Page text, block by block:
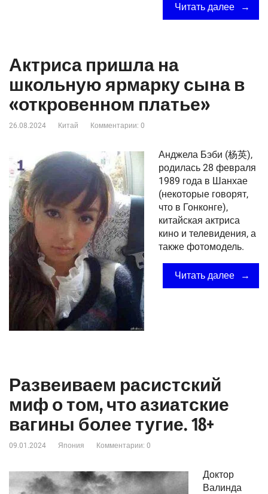
Читать далее
Актриса пришла на
школьную ярмарку сына в
«откровенном платье»
26.08.2024 Китай Комментарии: 0
Анджела Бэби (杨英),
родилась 28 февраля
1989 года в Шанхае
(некоторые говорят,
что в Гонконге),
китайская актриса
кино и телевидения, а
также фотомодель.
Читать далее
Развеиваем расистский
миф о том, что азиатские
вагины более тугие. 18+
09.01.2024 Япония Комментарии: 0
Доктор
Валинда